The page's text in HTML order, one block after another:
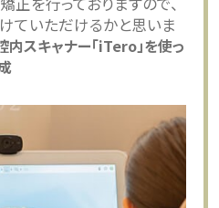
ていただけるかと思いま
スキャナー「iTero」を使っ